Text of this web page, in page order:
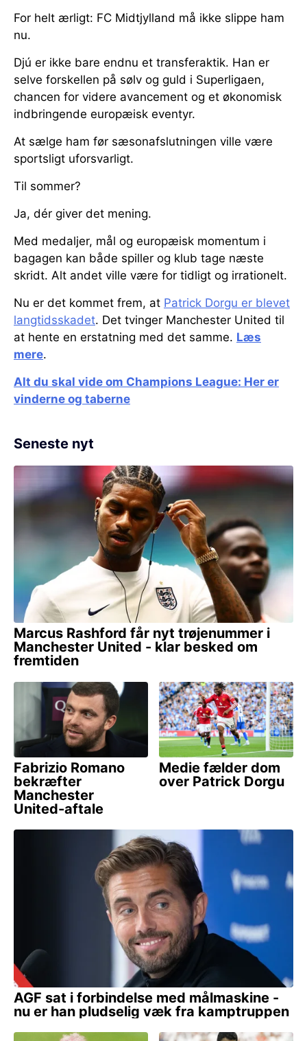
For helt ærligt: FC Midtjylland må ikke slippe ham
nu.
Djú er ikke bare endnu et transferaktik. Han er
selve forskellen på sølv og guld i Superligaen,
chancen for videre avancement og et økonomisk
indbringende europæisk eventyr.
At sælge ham før sæsonafslutningen ville være
sportsligt uforsvarligt.
Til sommer?
Ja, dér giver det mening.
Med medaljer, mål og europæisk momentum i
bagagen kan både spiller og klub tage næste
skridt. Alt andet ville være for tidligt og irrationelt.
Nu er det kommet frem, at Patrick Dorgu er blevet
langtidsskadet. Det tvinger Manchester United til
at hente en erstatning med det samme. Læs
mere.
Alt du skal vide om Champions League: Her er
vinderne og taberne
Seneste nyt